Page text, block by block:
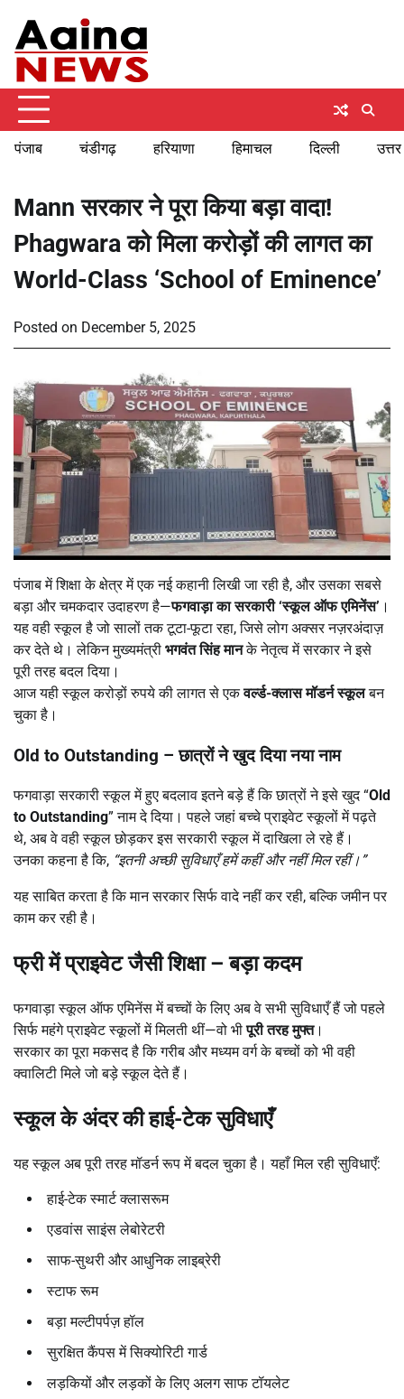
content
पंजाब चंडीगढ़ हरियाणा हिमाचल दिल्ली
Mann सरकार ने पूरा किया बड़ा वादा!
Phagwara को मिला करोड़ों की लागत का
World-Class ‘School of Eminence’
Posted on December 5, 2025
पंजाब में शिक्षा के क्षेत्र में एक नई कहानी लिखी जा रही है, और उसका सबसे
बड़ा और चमकदार उदाहरण है—फगवाड़ा का सरकारी‘स्कूल ऑफ एमिनेंस’ ।
यह वही स्कूल है जो सालों तक टूटा-फूटा रहा, जिसे लोग अक्सर नज़रअंदाज़
कर देते थे। लेकिन मुख्यमंत्री भगवंत सिंह मानके नेतृत्व में सरकार ने इसे
पूरी तरह बदल दिया।
आज यही स्कूल करोड़ों रुपये की लागत से एकवर्ल्ड-क्लास मॉडर्न स्कूलबन
चुका है।
Old to Outstanding –छात्रों ने खुद दिया नया नाम
फगवाड़ा सरकारी स्कूल में हुए बदलाव इतने बड़े हैं कि छात्रों ने इसे खुद “Old
to Outstanding” नाम दे दिया। पहले जहां बच्चे प्राइवेट स्कूलों में पढ़ते
थे, अब वे वही स्कूल छोड़कर इस सरकारी स्कूल में दाखिला ले रहे हैं।
उनका कहना है कि, “इतनी अच्छी सुविधाएँ हमें कहीं और नहीं मिल रहीं।”
यह साबित करता है कि मान सरकार सिर्फ वादे नहीं कर रही, बल्कि जमीन पर
काम कर रही है।
फ्री में प्राइवेट जैसी शिक्षा–बड़ा कदम
फगवाड़ा स्कूल ऑफ एमिनेंस में बच्चों के लिए अब वे सभी सुविधाएँ हैं जो पहले
सिर्फ महंगे प्राइवेट स्कूलों में मिलती थीं—वो भीपूरी तरह मुफ्त।
सरकार का पूरा मकसद है कि गरीब और मध्यम वर्ग के बच्चों को भी वही
क्वालिटी मिले जो बड़े स्कूल देते हैं।
स्कूल के अंदर की हाई-टेक सुविधाएँ
यह स्कूल अब पूरी तरह मॉडर्न रूप में बदल चुका है। यहाँ मिल रही सुविधाएँ:
हाई-टेक स्मार्ट क्लासरूम
एडवांस साइंस लेबोरेटरी
साफ-सुथरी और आधुनिक लाइब्रेरी
स्टाफ रूम
बड़ा मल्टीपर्पज़ हॉल
सुरक्षित कैंपस में सिक्योरिटी गार्ड
लड़कियों और लड़कों के लिए अलग साफ टॉयलेट